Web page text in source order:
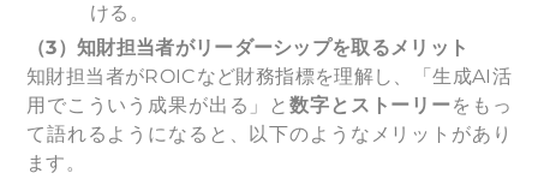
ける。
（3）知財担当者がリーダーシップを取るメリット
知財担当者がROICなど財務指標を理解し、「生成AI活
用でこういう成果が出る」と数字とストーリーをもっ
て語れるようになると、以下のようなメリットがあり
ます。